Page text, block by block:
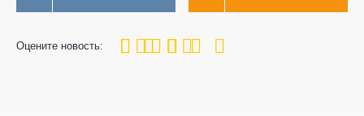
Оцените новость:
100
1 3 4 5